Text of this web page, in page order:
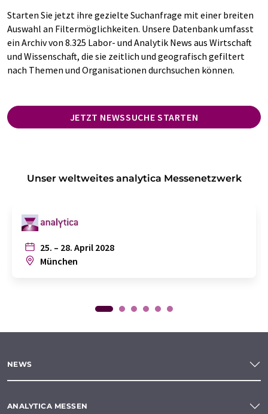
Starten Sie jetzt ihre gezielte Suchanfrage mit einer breiten
Auswahl an Filtermöglichkeiten. Unsere Datenbank umfasst
ein Archiv von 8.325 Labor- und Analytik News aus Wirtschaft
und Wissenschaft, die sie zeitlich und geografisch gefiltert
nach Themen und Organisationen durchsuchen können.
JETZT NEWSSUCHE STARTEN
Unser weltweites analytica Messenetzwerk
25. – 28. April 2028
München
NEWS
ANALYTICA MESSEN